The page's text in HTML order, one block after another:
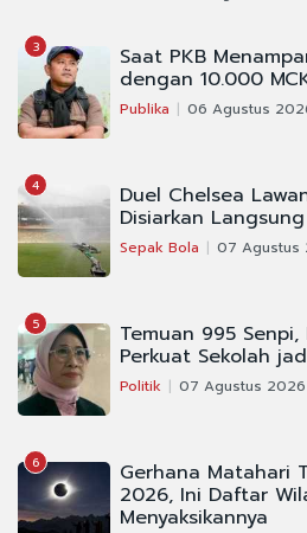
3 Saat PKB
dengan 10.000
Publika 06 Agustus
4 Duel Chelsea
Disiarkan Langsung
Sepak Bola 07 Agustus
5 Temuan 995 Senpi,
Perkuat Sekolah
Politik 07 Agustus 2026
6 Gerhana Matahari
2026, Ini Daftar
Menyaksikannya